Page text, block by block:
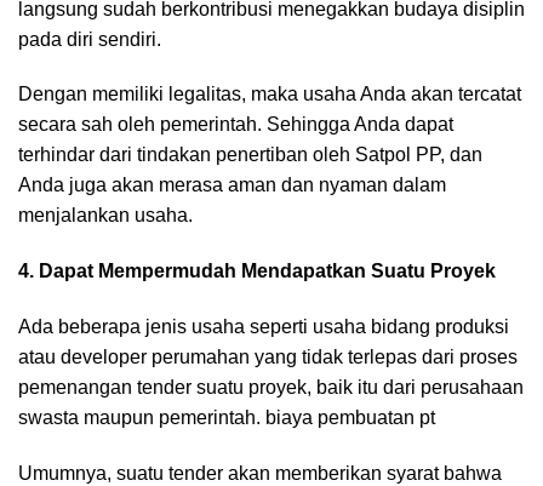
langsung sudah berkontribusi menegakkan budaya disiplin
pada diri sendiri.
Dengan memiliki legalitas, maka usaha Anda akan tercatat
secara sah oleh pemerintah. Sehingga Anda dapat
terhindar dari tindakan penertiban oleh Satpol PP, dan
Anda juga akan merasa aman dan nyaman dalam
menjalankan usaha.
4. Dapat Mempermudah Mendapatkan Suatu Proyek
Ada beberapa jenis usaha seperti usaha bidang produksi
atau developer perumahan yang tidak terlepas dari proses
pemenangan tender suatu proyek, baik itu dari perusahaan
swasta maupun pemerintah. biaya pembuatan pt
Umumnya, suatu tender akan memberikan syarat bahwa